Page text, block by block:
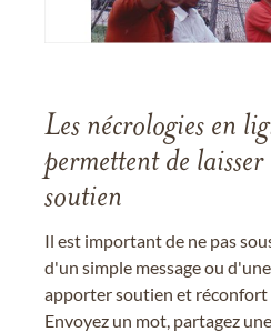
Les nécrologies en
permettent de laisser
soutien
Il est important de ne pas
d'un simple message ou
apporter soutien et réconfort
Envoyez un mot, partagez